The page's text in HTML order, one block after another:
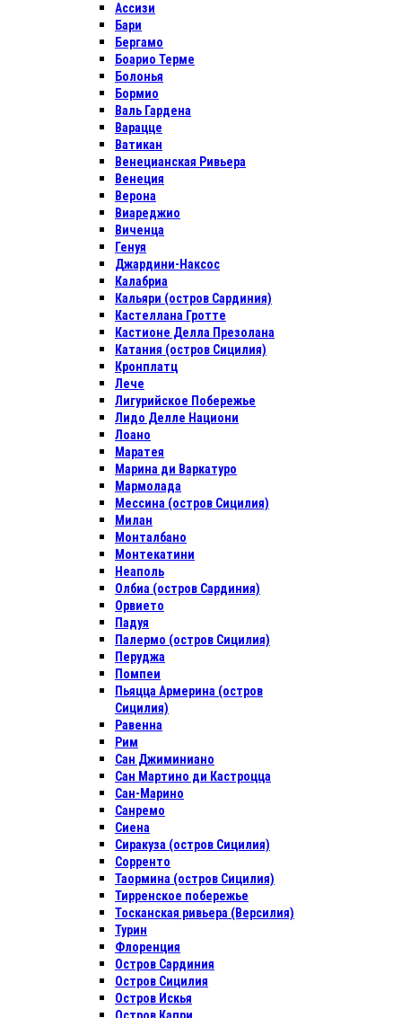
Ассизи
Бари
Бергамо
Боарио Терме
Болонья
Бормио
Валь Гардена
Варацце
Ватикан
Венецианская Ривьера
Венеция
Верона
Виареджио
Виченца
Генуя
Джардини-Наксос
Калабриа
Кальяри (остров Сардиния)
Кастеллана Гротте
Кастионе Делла Презолана
Катания (остров Сицилия)
Кронплатц
Лече
Лигурийское Побережье
Лидо Делле Национи
Лоано
Маратея
Марина ди Варкатуро
Мармолада
Мессина (остров Сицилия)
Милан
Монталбано
Монтекатини
Неаполь
Олбиа (остров Сардиния)
Орвието
Падуя
Палермо (остров Сицилия)
Перуджа
Помпеи
Пьяцца Армерина (остров
Сицилия)
Равенна
Рим
Сан Джиминиано
Сан Мартино ди Кастроцца
Сан-Марино
Санремо
Сиена
Сиракуза (остров Сицилия)
Сорренто
Таормина (остров Сицилия)
Тирренское побережье
Тосканская ривьера (Версилия)
Турин
Флоренция
Остров Сардиния
Остров Сицилия
Остров Искья